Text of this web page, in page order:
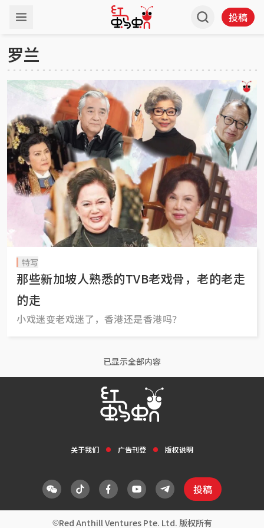
投稿
罗兰
特写
那些新加坡人熟悉的TVB老戏骨，老的老走
的走
小戏迷变老戏迷了，香港还是香港吗？
已显示全部内容
关于我们 广告刊登 版权说明
投稿
Red Anthill Ventures Pte. Ltd. 版权所有